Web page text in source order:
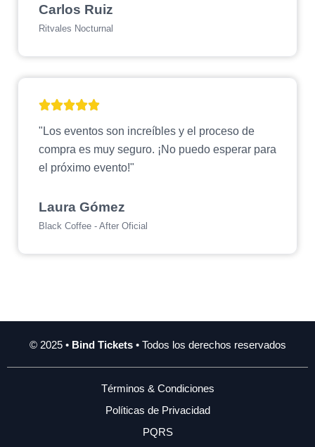
Carlos Ruiz
Ritvales Nocturnal
"Los eventos son increíbles y el proceso de
compra es muy seguro. ¡No puedo esperar para
el próximo evento!"
Laura Gómez
Black Coffee - After Oficial
© 2025 • Bind Tickets• Todos los derechos reservados
Términos & Condiciones
Políticas de Privacidad
PQRS